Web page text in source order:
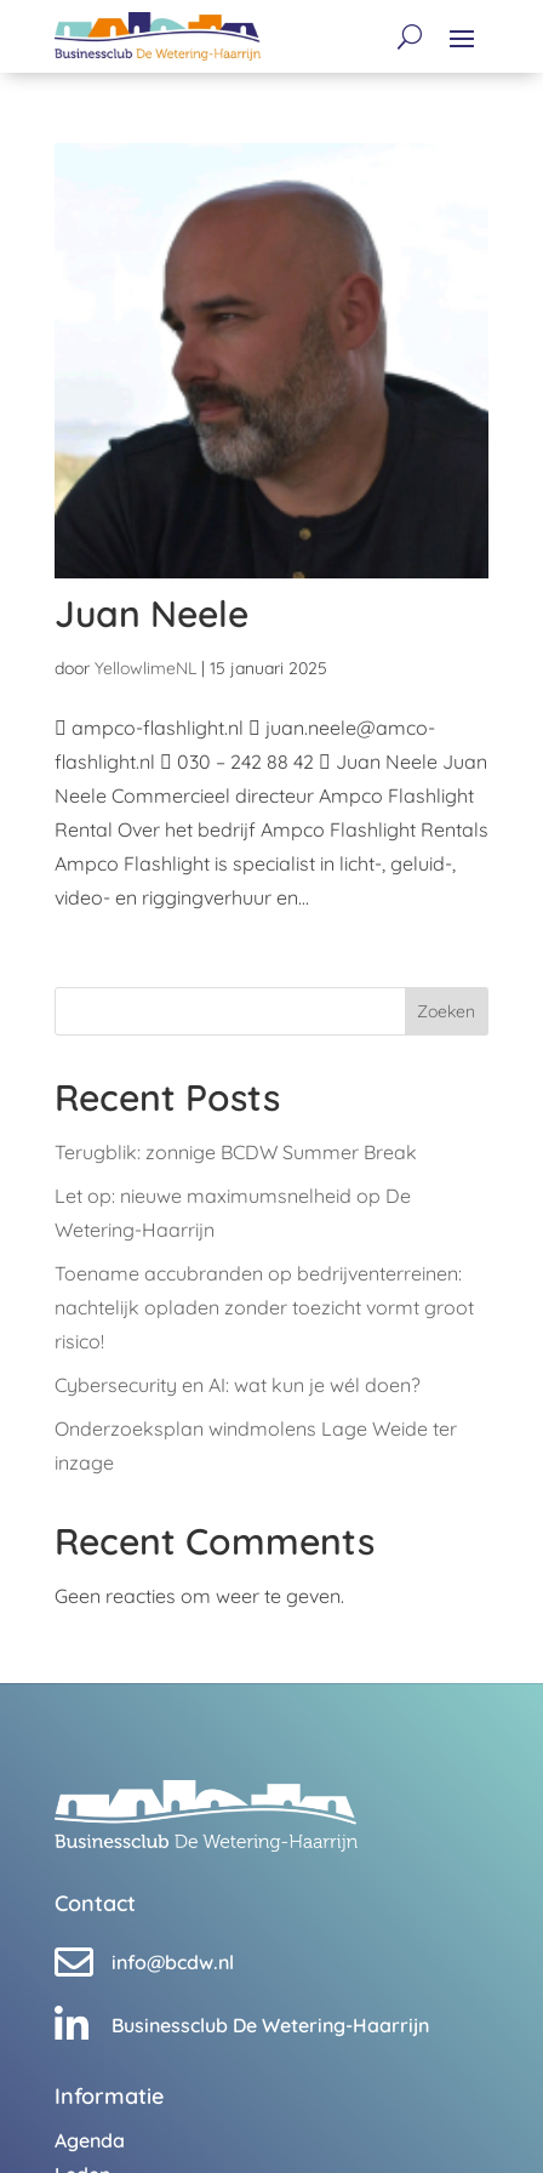
Juan Neele
door YellowlimeNL| 15 januari 2025
 ampco-flashlight.nl  juan.neele@amco-
flashlight.nl  030 – 242 88 42  Juan Neele Juan
Neele Commercieel directeur Ampco Flashlight
Rental Over het bedrijf Ampco Flashlight Rentals
Ampco Flashlight is specialist in licht-, geluid-,
video- en riggingverhuur en...
Zoeken
Recent Posts
Terugblik: zonnige BCDW Summer Break
Let op: nieuwe maximumsnelheid op De
Wetering-Haarrijn
Toename accubranden op bedrijventerreinen:
nachtelijk opladen zonder toezicht vormt groot
risico!
Cybersecurity en AI: wat kun je wél doen?
Onderzoeksplan windmolens Lage Weide ter
inzage
Recent Comments
Geen reacties om weer te geven.
Contact
 info@bcdw.nl
 Businessclub De Wetering-Haarrijn
Informatie
Agenda